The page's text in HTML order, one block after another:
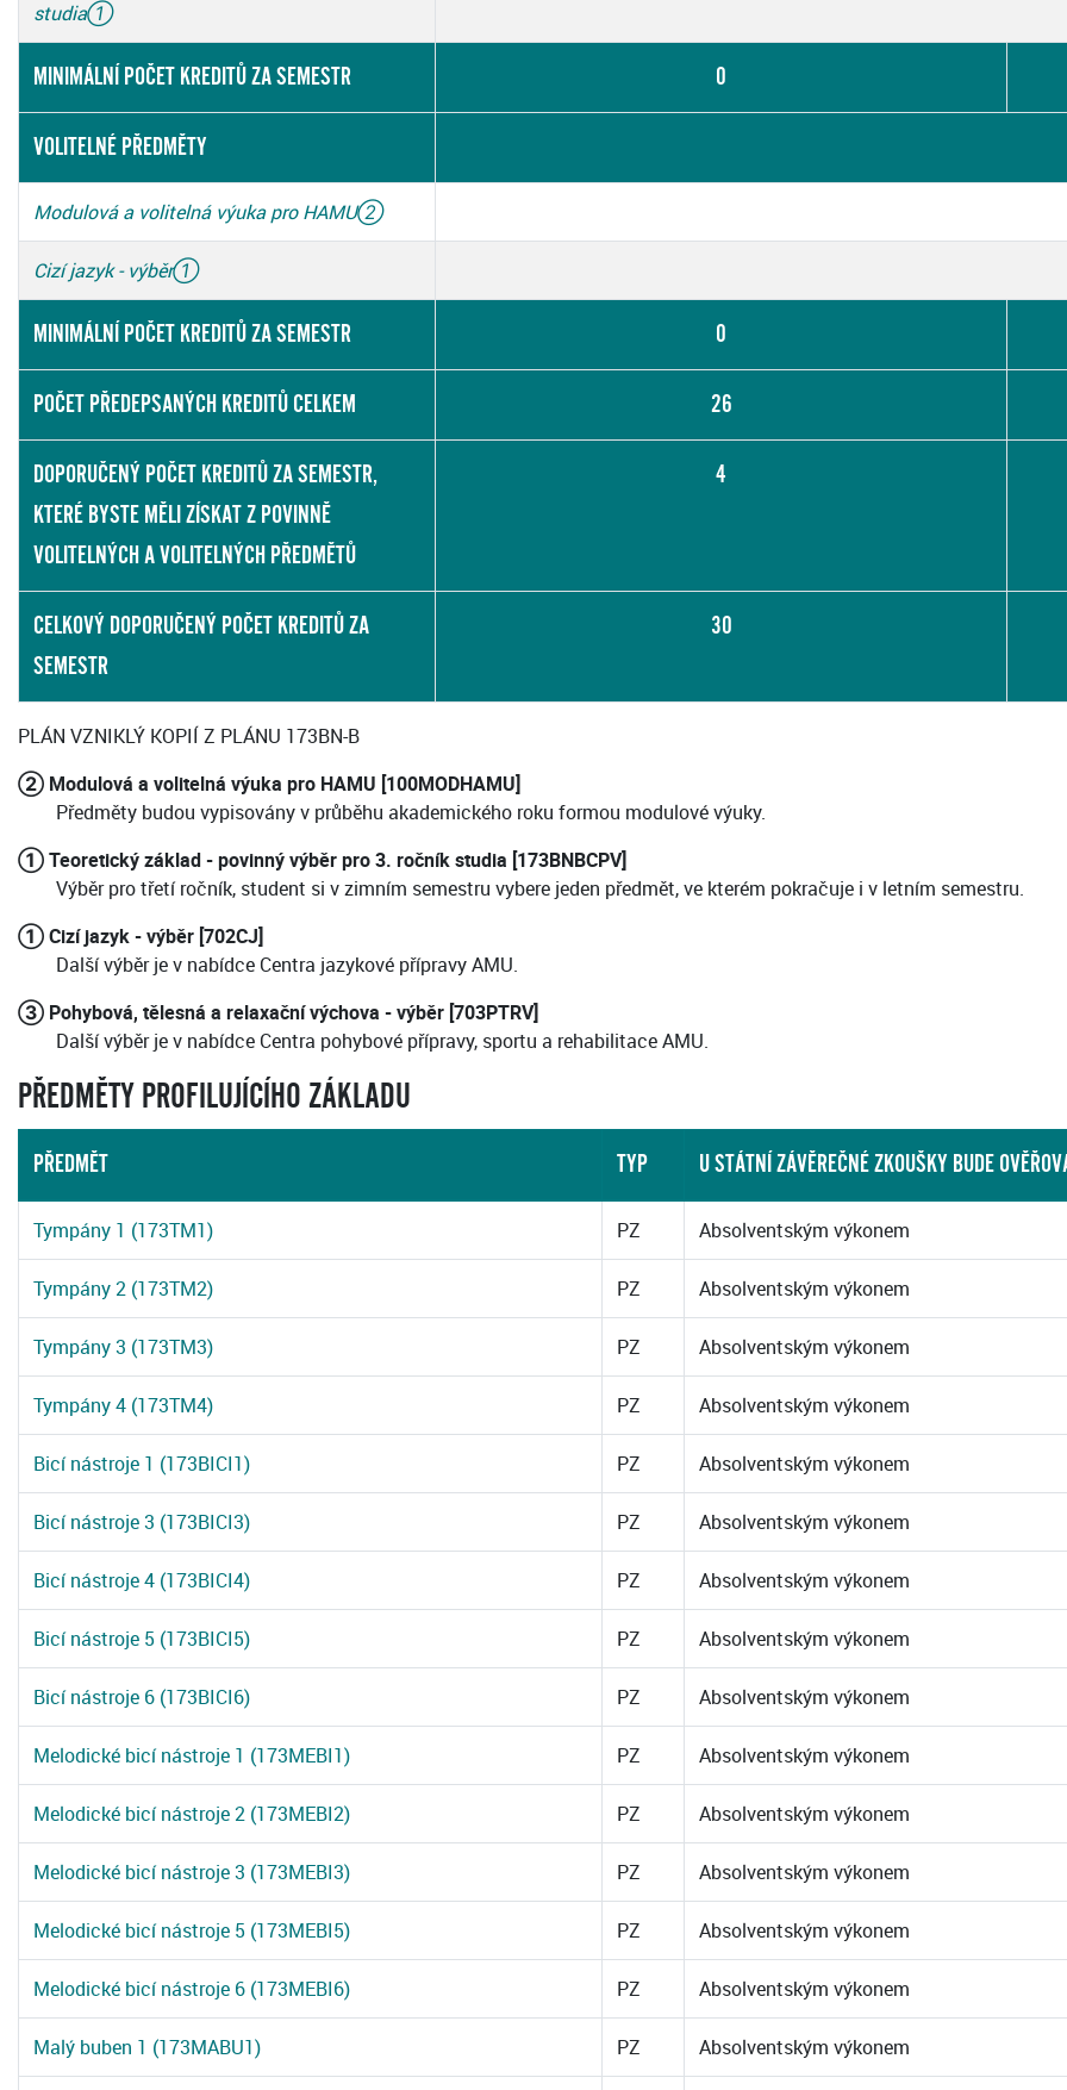
studia①
MINIMÁLNÍ POČET KREDITŮ ZA SEMESTR 0
VOLITELNÉ PŘEDMĚTY
Modulová a volitelná výuka pro HAMU②
Cizí jazyk - výběr①
MINIMÁLNÍ POČET KREDITŮ ZA SEMESTR 0
POČET PŘEDEPSANÝCH KREDITŮ CELKEM 26
DOPORUČENÝ POČET KREDITŮ ZA SEMESTR,
KTERÉ BYSTE MĚLI ZÍSKAT Z POVINNĚ
VOLITELNÝCH A VOLITELNÝCH PŘEDMĚTŮ
4
CELKOVÝ DOPORUČENÝ POČET KREDITŮ ZA
SEMESTR
30
PLÁN VZNIKLÝ KOPIÍ Z PLÁNU 173BN-B
② Modulová a volitelná výuka pro HAMU [100MODHAMU]
Předměty budou vypisovány v průběhu akademického roku formou modulové výuky.
① Teoretický základ - povinný výběr pro 3. ročník studia [173BNBCPV]
Výběr pro třetí ročník, student si v zimním semestru vybere jeden předmět, ve kterém pokračuje i v letním semestru.
① Cizí jazyk - výběr [702CJ]
Další výběr je v nabídce Centra jazykové přípravy AMU.
③ Pohybová, tělesná a relaxační výchova - výběr [703PTRV]
Další výběr je v nabídce Centra pohybové přípravy, sportu a rehabilitace AMU.
PŘEDMĚTY PROFILUJÍCÍHO ZÁKLADU
PŘEDMĚT TYP U STÁTNÍ ZÁVĚREČNÉ ZKOUŠKY BUDE
Tympány 1 (173TM1) PZ Absolventským výkonem
Tympány 2 (173TM2) PZ Absolventským výkonem
Tympány 3 (173TM3) PZ Absolventským výkonem
Tympány 4 (173TM4) PZ Absolventským výkonem
Bicí nástroje 1 (173BICI1) PZ Absolventským výkonem
Bicí nástroje 3 (173BICI3) PZ Absolventským výkonem
Bicí nástroje 4 (173BICI4) PZ Absolventským výkonem
Bicí nástroje 5 (173BICI5) PZ Absolventským výkonem
Bicí nástroje 6 (173BICI6) PZ Absolventským výkonem
Melodické bicí nástroje 1 (173MEBI1) PZ Absolventským výkonem
Melodické bicí nástroje 2 (173MEBI2) PZ Absolventským výkonem
Melodické bicí nástroje 3 (173MEBI3) PZ Absolventským výkonem
Melodické bicí nástroje 5 (173MEBI5) PZ Absolventským výkonem
Melodické bicí nástroje 6 (173MEBI6) PZ Absolventským výkonem
Malý buben 1 (173MABU1) PZ Absolventským výkonem